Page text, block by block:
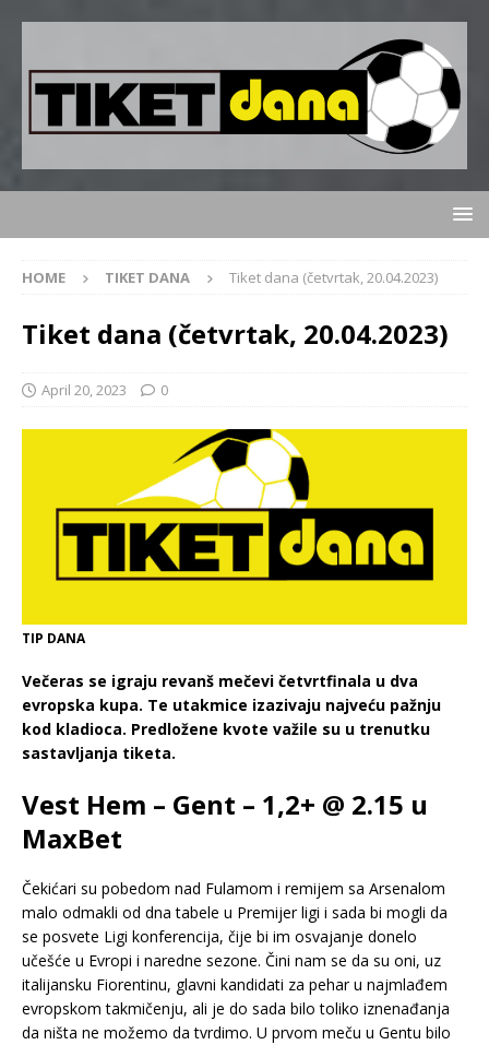
HOME TIKET DANA Tiket dana (četvrtak, 20.04.2023)
Tiket dana (četvrtak, 20.04.2023)
April 20, 2023 0
TIP DANA
Večeras se igraju revanš mečevi četvrtfinala u dva
evropska kupa. Te utakmice izazivaju najveću pažnju
kod kladioca. Predložene kvote važile su u trenutku
sastavljanja tiketa.
Vest Hem – Gent – 1,2+ @ 2.15 u
MaxBet
Čekićari su pobedom nad Fulamom i remijem sa Arsenalom
malo odmakli od dna tabele u Premijer ligi i sada bi mogli da
se posvete Ligi konferencija, čije bi im osvajanje donelo
učešće u Evropi i naredne sezone. Čini nam se da su oni, uz
italijansku Fiorentinu, glavni kandidati za pehar u najmlađem
evropskom takmičenju, ali je do sada bilo toliko iznenađanja
da ništa ne možemo da tvrdimo. U prvom meču u Gentu bilo